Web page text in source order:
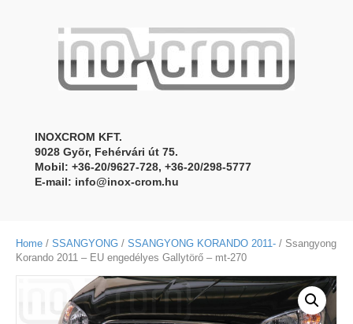
INOXCROM KFT.
9028 Gyõr, Fehérvári út 75.
Mobil: +36-20/9627-728, +36-20/298-5777
E-mail: info@inox-crom.hu
Home / SSANGYONG / SSANGYONG KORANDO 2011- / Ssangyong
Korando 2011 – EU engedélyes Gallytörő – mt-270